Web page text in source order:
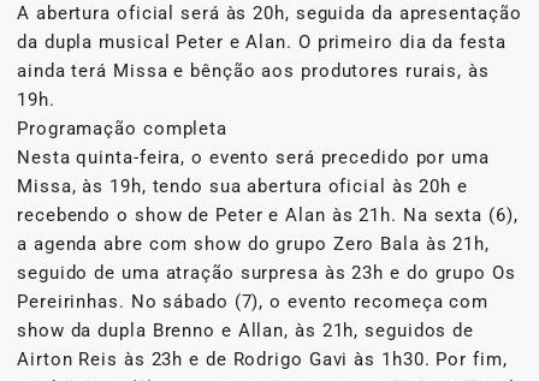
A abertura oficial será às 20h, seguida da apresentação
da dupla musical Peter e Alan. O primeiro dia da festa
ainda terá Missa e bênção aos produtores rurais, às
19h.
Programação completa
Nesta quinta-feira, o evento será precedido por uma
Missa, às 19h, tendo sua abertura oficial às 20h e
recebendo o show de Peter e Alan às 21h. Na sexta (6),
a agenda abre com show do grupo Zero Bala às 21h,
seguido de uma atração surpresa às 23h e do grupo Os
Pereirinhas. No sábado (7), o evento recomeça com
show da dupla Brenno e Allan, às 21h, seguidos de
Airton Reis às 23h e de Rodrigo Gavi às 1h30. Por fim,